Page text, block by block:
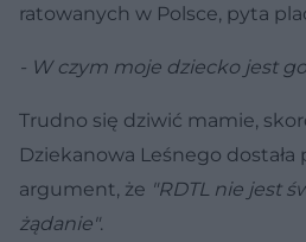
ratowanych w Polsce, pyta
- W czym moje dziecko jest
Trudno się dziwić mamie,
Dziekanowa Leśnego
argument, że "RDTL nie jest
żądanie".